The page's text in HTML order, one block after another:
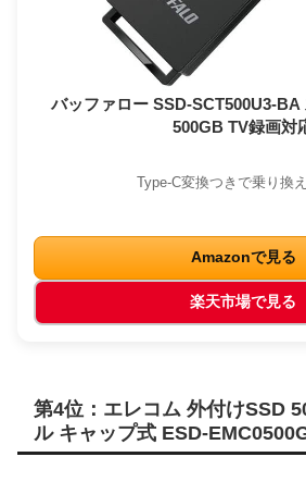
バッファロー SSD-SCT500U3-BA
500GB TV録画対
Type-C変換つきで乗り換
Amazonで見る
楽天市場で見る
第4位：エレコム 外付けSSD
ル キャップ式 ESD-